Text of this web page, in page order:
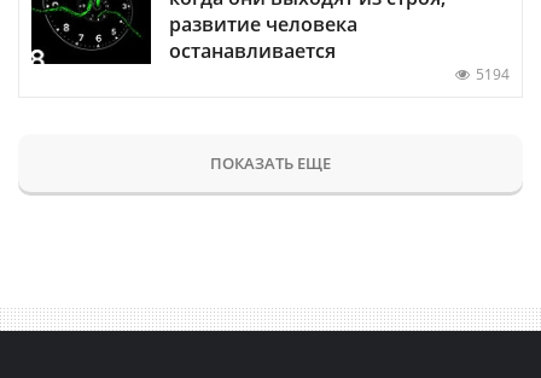
развитие человека
останавливается
5194
ПОКАЗАТЬ ЕЩЕ